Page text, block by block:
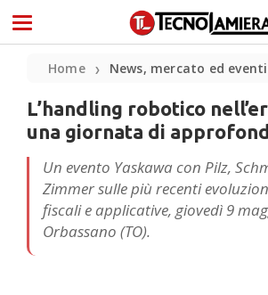
Home ❯ News, mercato ed eventi
L’handling robotico
una giornata di
Un evento Yaskawa con Pilz,
Zimmer sulle più recenti
fiscali e applicative, giovedì 9
Orbassano (TO).